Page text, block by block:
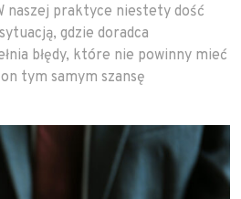
naszej praktyce niestety dość
gdzie doradca
błędy, które nie powinny mieć
tym samym szansę